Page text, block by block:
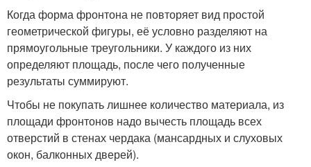
Когда форма фронтона не повторяет вид простой
геометрической фигуры, её условно разделяют на
прямоугольные треугольники. У каждого из них
определяют площадь, после чего полученные
результаты суммируют.
Чтобы не покупать лишнее количество материала, из
площади фронтонов надо вычесть площадь всех
отверстий в стенах чердака (мансардных и слуховых
окон, балконных дверей).